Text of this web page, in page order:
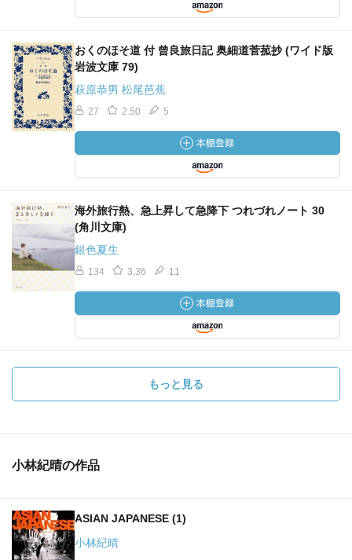
おくのほそ道 付 曾良旅日記 奥細道菅菰抄 (ワイド版
岩波文庫 79)
萩原恭男 松尾芭蕉
27 2.50 5
海外旅行熱、急上昇して急降下 つれづれノート 30
(角川文庫)
銀色夏生
134 3.36 11
もっと見る
小林紀晴の作品
ASIAN JAPANESE (1)
小林紀晴